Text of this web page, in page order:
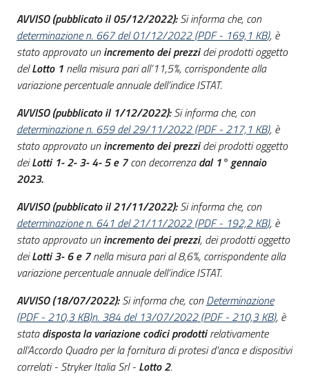
AVVISO (pubblicato il 05/12/2022):Si informa che, con
determinazione n. 667 del 01/12/2022(PDF- 169,1 KB), è
stato approvato un incremento dei prezzidei prodotti oggetto
delLotto 1 nella misura pari all’11,5%, corrispondente alla
variazione percentuale annuale dell’indice ISTAT.
AVVISO (pubblicato il 1/12/2022):Si informa che, con
determinazione n. 659 del 29/11/2022(PDF- 217,1 KB), è
stato approvato un incremento dei prezzidei prodotti oggetto
deiLotti 1- 2- 3- 4- 5 e 7con decorrenzadal 1° gennaio
2023.
AVVISO (pubblicato il 21/11/2022):Si informa che, con
determinazione n. 641 del 21/11/2022(PDF- 192,2 KB), è
stato approvato un incremento dei prezzi, dei prodotti oggetto
deiLotti 3- 6 e 7nella misura pari al 8,6%, corrispondente alla
variazione percentuale annuale dell’indice ISTAT.
AVVISO (18/07/2022):Si informa che, con Determinazione
(PDF- 210,3 KB)n. 384 del 13/07/2022(PDF- 210,3 KB), è
statadispostala variazione codici prodottirelativamente
all’Accordo Quadro per la fornitura di protesi d'anca e dispositivi
correlati - Stryker Italia Srl - Lotto 2.